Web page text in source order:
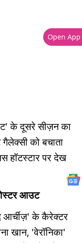
के दूसरे सीज़न का
को बचाता
हॉटस्टार पर देख
आउट
आर्चीज़' के कैरेक्टर
खान, 'वेरॉनिका'
Open App